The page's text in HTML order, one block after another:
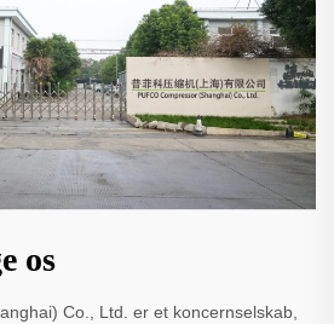
os
Co., Ltd. er et koncernselskab,